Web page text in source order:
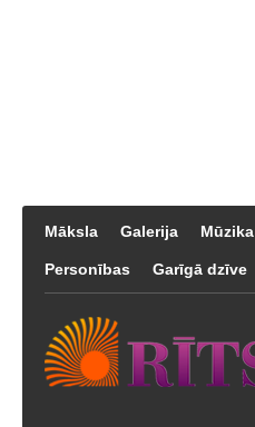
Māksla Galerija Mūzika
Personības Garīgā dzīve